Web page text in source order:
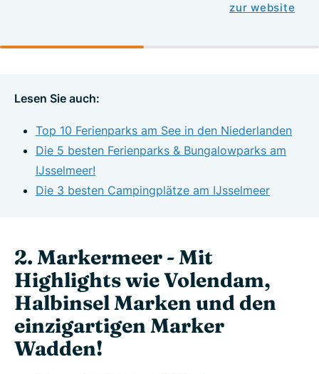
zur website
Lesen Sie auch:
Top 10 Ferienparks am See in den Niederlanden
Die 5 besten Ferienparks & Bungalowparks am
IJsselmeer!
Die 3 besten Campingplätze am IJsselmeer
2. Markermeer - Mit
Highlights wie Volendam,
Halbinsel Marken und den
einzigartigen Marker
Wadden!